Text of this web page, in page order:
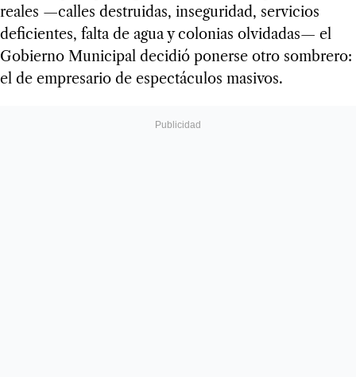
reales —calles destruidas, inseguridad, servicios
deficientes, falta de agua y colonias olvidadas— el
Gobierno Municipal decidió ponerse otro sombrero:
el de empresario de espectáculos masivos.